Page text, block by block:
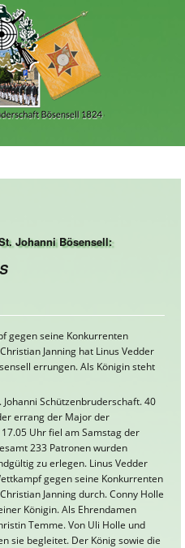
Johanni Bösensell:
gegen seine Konkurrenten
Janning hat Linus Vedder
errungen. Als Königin steht
Schützenbruderschaft. 40
errang der Major der
Uhr fiel am Samstag der
233 Patronen wurden
zu erlegen. Linus Vedder
gegen seine Konkurrenten
Janning durch. Conny Holle
Königin. Als Ehrendamen
Temme. Von Uli Holle und
sie begleitet. Der König sowie die